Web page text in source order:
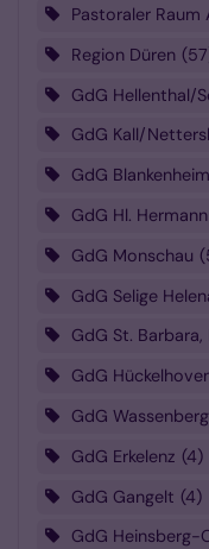
Pastoraler
Region Düren 57
GdG Hellenthal/
GdG Kall/
GdG
GdG Hl.
GdG Monschau
GdG Selige
GdG St.
GdG
GdG Wassenberg
GdG Erkelenz 4
GdG Gangelt 4
GdG Heinsberg-